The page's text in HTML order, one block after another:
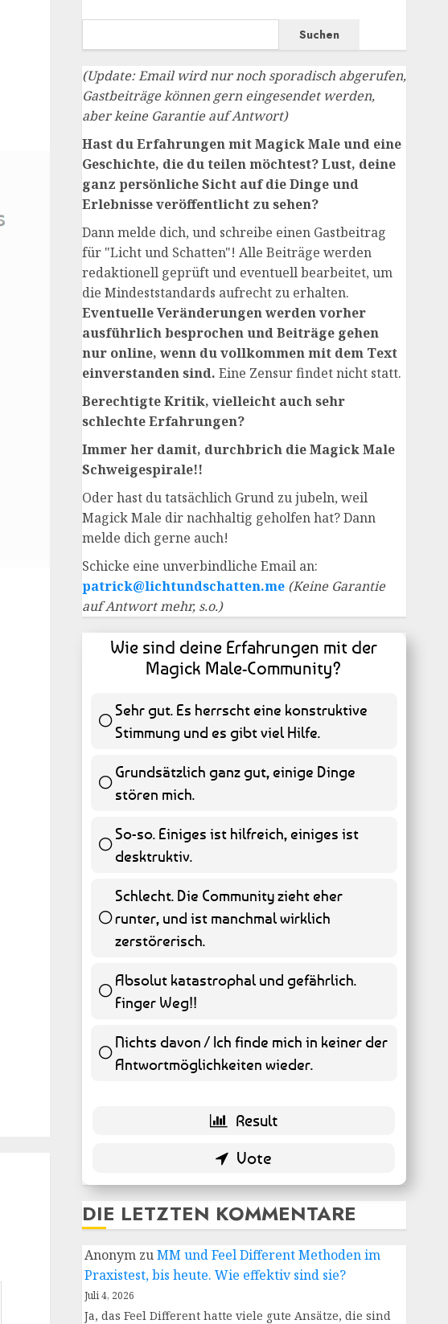
Suchen
(Update: Email wird nur noch sporadisch abgerufen,
Gastbeiträge können gern eingesendet werden,
aber keine Garantie auf Antwort)
Hast du Erfahrungen mit Magick Male und eine
Geschichte, die du teilen möchtest? Lust, deine
ganz persönliche Sicht auf die Dinge und
Erlebnisse veröffentlicht zu sehen?
Dann melde dich, und schreibe einen Gastbeitrag
für "Licht und Schatten"! Alle Beiträge werden
redaktionell geprüft und eventuell bearbeitet, um
die Mindeststandards aufrecht zu erhalten.
Eventuelle Veränderungen werden vorher
ausführlich besprochen und Beiträge gehen
nur online, wenn du vollkommen mit dem Text
einverstanden sind. Eine Zensur findet nicht statt.
Berechtigte Kritik, vielleicht auch sehr
schlechte Erfahrungen?
Immer her damit, durchbrich die Magick Male
Schweigespirale!!
Oder hast du tatsächlich Grund zu jubeln, weil
Magick Male dir nachhaltig geholfen hat? Dann
melde dich gerne auch!
Schicke eine unverbindliche Email an:
patrick@lichtundschatten.me (Keine Garantie
auf Antwort mehr, s.o.)
Wie sind deine Erfahrungen mit der
Magick Male-Community?
Sehr gut. Es herrscht eine konstruktive
Stimmung und es gibt viel Hilfe.55 ( 11.13 % )
Grundsätzlich ganz gut, einige Dinge
stören mich.
So-so. Einiges ist hilfreich, einiges ist
desktruktiv.
Schlecht. Die Community zieht eher
runter, und ist manchmal wirklich
zerstörerisch.
Absolut katastrophal und gefährlich.
Finger Weg!!
Nichts davon / Ich finde mich in keiner der
Antwortmöglichkeiten wieder.
DIE LETZTEN KOMMENTARE
AnonymzuMM und Feel Different Methoden im
Praxistest, bis heute. Wie effektiv sind sie?
Juli 4, 2026
Ja, das Feel Different hatte viele gute Ansätze, die sind